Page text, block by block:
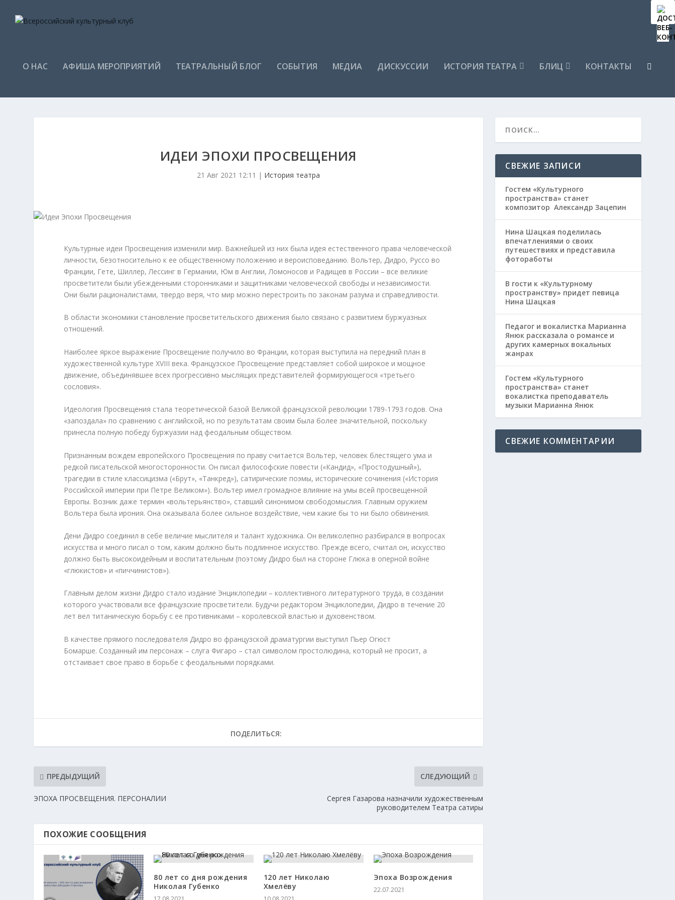
О НАС АФИША МЕРОПРИЯТИЙ ТЕАТРАЛЬНЫЙ БЛОГ СОБЫТИЯ МЕДИА ДИСКУССИИ ИСТОРИЯ ТЕАТРА БЛИЦ КОНТАКТЫ
ИДЕИ ЭПОХИ ПРОСВЕЩЕНИЯ
21 Авг 2021 12:11 | История театра
Культурные идеи Просвещения изменили мир. Важнейшей из них была идея естественного права человеческой
личности, безотносительно к ее общественному положению и вероисповеданию. Вольтер, Дидро, Руссо во
Франции, Гете, Шиллер, Лессинг в Германии, Юм в Англии, Ломоносов и Радищев в России – все великие
просветители были убежденными сторонниками и защитниками человеческой свободы и независимости.
Они были рационалистами, твердо веря, что мир можно перестроить по законам разума и справедливости.
В области экономики становление просветительского движения было связано с развитием буржуазных
отношений.
Наиболее яркое выражение Просвещение получило во Франции, которая выступила на передний план в
художественной культуре XVIII века. Французское Просвещение представляет собой широкое и мощное
движение, объединявшее всех прогрессивно мыслящих представителей формирующегося «третьего
сословия».
Идеология Просвещения стала теоретической базой Великой французской революции 1789-1793 годов. Она
«запоздала» по сравнению с английской, но по результатам своим была более значительной, поскольку
принесла полную победу буржуазии над феодальным обществом.
Признанным вождем европейского Просвещения по праву считается Вольтер, человек блестящего ума и
редкой писательской многосторонности. Он писал философские повести («Кандид», «Простодушный»),
трагедии в стиле классицизма («Брут», «Танкред»), сатирические поэмы, исторические сочинения («История
Российской империи при Петре Великом»). Вольтер имел громадное влияние на умы всей просвещенной
Европы. Возник даже термин «вольтерьянство», ставший синонимом свободомыслия. Главным оружием
Вольтера была ирония. Она оказывала более сильное воздействие, чем какие бы то ни было обвинения.
Дени Дидро соединил в себе величие мыслителя и талант художника. Он великолепно разбирался в вопросах
искусства и много писал о том, каким должно быть подлинное искусство. Прежде всего, считал он, искусство
должно быть высокоидейным и воспитательным (поэтому Дидро был на стороне Глюка в оперной войне
«глюкистов» и «пиччинистов»).
Главным делом жизни Дидро стало издание Энциклопедии – коллективного литературного труда, в создании
которого участвовали все французские просветители. Будучи редактором Энциклопедии, Дидро в течение 20
лет вел титаническую борьбу с ее противниками – королевской властью и духовенством.
В качестве прямого последователя Дидро во французской драматургии выступил Пьер Огюст
Бомарше. Созданный им персонаж – слуга Фигаро – стал символом простолюдина, который не просит, а
отстаивает свое право в борьбе с феодальными порядками.
ПОДЕЛИТЬСЯ:
ПРЕДЫДУЩИЙ
ЭПОХА ПРОСВЕЩЕНИЯ. ПЕРСОНАЛИИ
СЛЕДУЮЩИЙ
Сергея Газарова назначили художественным
руководителем Театра сатиры
ПОХОЖИЕ СООБЩЕНИЯ
80 лет со дня рождения
Николая Губенко
120 лет Николаю
Хмелёву
Эпоха Возрождения
22.07.2021
СВЕЖИЕ ЗАПИСИ
Гостем «Культурного
пространства» станет
композитор Александр Зацепин
Нина Шацкая поделилась
впечатлениями о своих
путешествиях и представила
фотоработы
В гости к «Культурному
пространству» придет певица
Нина Шацкая
Педагог и вокалистка Марианна
Янюк рассказала о романсе и
других камерных вокальных
жанрах
Гостем «Культурного
пространства» станет
вокалистка преподаватель
музыки Марианна Янюк
СВЕЖИЕ КОММЕНТАРИИ